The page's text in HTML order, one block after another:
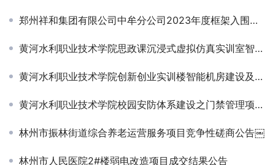
郑州祥和集团有限公司中牟分公司2023年度框架入围项目结果公示￼
黄河水利职业技术学院思政课沉浸式虚拟仿真实训室智慧大屏采购项目竞争性磋商公告￼
黄河水利职业技术学院创新创业实训楼智能机房建设及楼内综合布线项目 成交公告￼
黄河水利职业技术学院校园安防体系建设之门禁管理项目成交公告￼
林州市振林街道综合养老运营服务项目竞争性磋商公告￼
林州市人民医院2#楼弱电改造项目成交结果公告